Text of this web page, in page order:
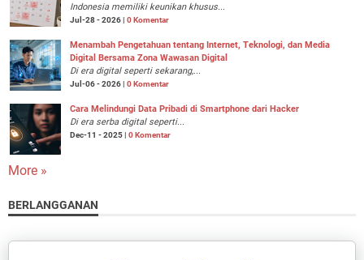
Indonesia memiliki keunikan khusus...
Jul-28 - 2026 | 0 Komentar
Menambah Pengetahuan tentang Internet, Teknologi, dan Media
Digital Bersama Zona Wawasan Digital
Di era digital seperti sekarang,...
Jul-06 - 2026 | 0 Komentar
Cara Melindungi Data Pribadi di Smartphone dari Hacker
Di era serba digital seperti...
Dec-11 - 2025 | 0 Komentar
More »
BERLANGGANAN